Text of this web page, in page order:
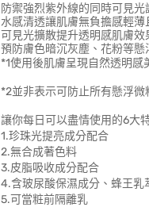
防禦強烈紫外線的同時可見
水感清透讓肌膚無負擔感輕
可見光擴散提升透明感肌膚效
預防膚色暗沉灰塵、花粉等
*1使用後肌膚呈現自然透明感
*2並非表示可防止所有懸浮
讓你每日可以盡情使用的6大
1.珍珠光提亮成分配合
2.無合成著色料
3.皮脂吸收成分配合
4.含玻尿酸保濕成分、蜂王乳
5.可當粧前隔離乳